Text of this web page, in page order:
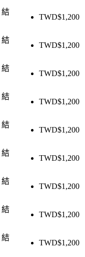
結
TWD$1,200
結
TWD$1,200
結
TWD$1,200
結
TWD$1,200
結
TWD$1,200
結
TWD$1,200
結
TWD$1,200
結
TWD$1,200
結
TWD$1,200